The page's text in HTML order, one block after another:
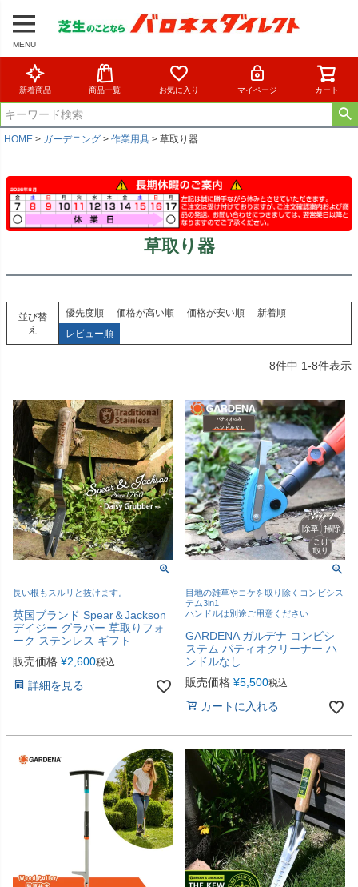
MENU
新着商品 商品一覧 お気に入り マイページ カート
HOME ガーデニング 作業用具 草取り器
草取り器
並び替
え
優先度順 価格が高い順 価格が安い順
新着順
レビュー順
8件中 1-8件表示
長い根もスルリと抜けます。
英国ブランド Spear＆Jackson
デイジー グラバー 草取りフォ
ーク ステンレス ギフト
販売価格 ¥2,600税込
詳細を見る
目地の雑草やコケを取り除くコンビシス
テム3in1
ハンドルは別途ご用意ください
GARDENA ガルデナ コンビシ
ステム パティオクリーナー ハ
ンドルなし
販売価格 ¥5,500税込
カートに入れる